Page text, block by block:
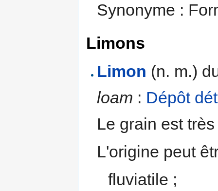
Synonyme :
Limons
Limon (n. m.)
loam : Dépôt
Le grain est
L'origine peut
fluviatile ;